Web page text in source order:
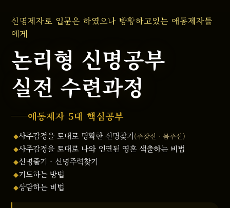
신명제자로 입문은 하였으나 방황하고있는 애동제자들
에게
논리형 신명공부
실전 수련과정
애동제자 5대 핵심공부
◆사주감정을 토대로 명확한 신명찾기(주장신 · 몸주신)
◆사주감정을 토대로 나와 인연된 영혼 색출하는 비법
◆신명줄기 · 신명주력찾기
◆기도하는 방법
◆상담하는 비법